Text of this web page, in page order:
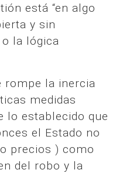
está “en algo
y sin
la lógica
rompe la inercia
medidas
lo establecido que
el Estado no
precios ) como
del robo y la